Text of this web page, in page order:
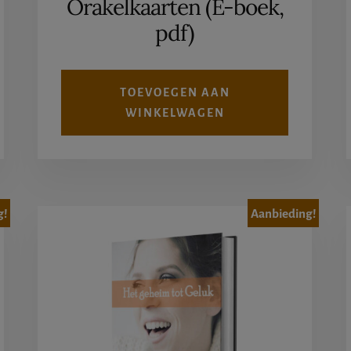
€19,95.€7,77.
Orakelkaarten (E-boek,
pdf)
TOEVOEGEN AAN
WINKELWAGEN
Aanbieding!